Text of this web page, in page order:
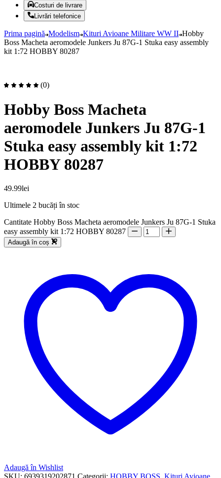
Costuri de livrare
Livrări telefonice
Prima pagină Modelism Kituri Avioane Militare WW II Hobby
Boss Macheta aeromodele Junkers Ju 87G-1 Stuka easy assembly
kit 1:72 HOBBY 80287
(0)
Hobby Boss Macheta
aeromodele Junkers Ju 87G-1
Stuka easy assembly kit 1:72
HOBBY 80287
49.99lei
Ultimele 2 bucăți în stoc
Cantitate Hobby Boss Macheta aeromodele Junkers Ju 87G-1 Stuka
easy assembly kit 1:72 HOBBY 80287
Adaugă în coș
Adaugă în Wishlist